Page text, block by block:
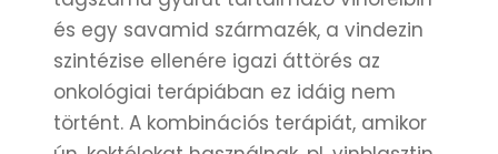
és egy savamid származék, a vindezin
szintézise ellenére igazi áttörés az
onkológiai terápiában ez idáig nem
történt. A kombinációs terápiát, amikor